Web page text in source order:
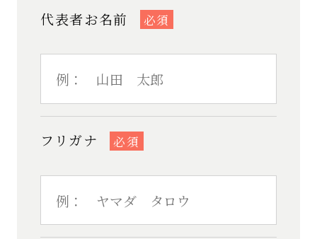
代表者お名前 必須
フリガナ 必須